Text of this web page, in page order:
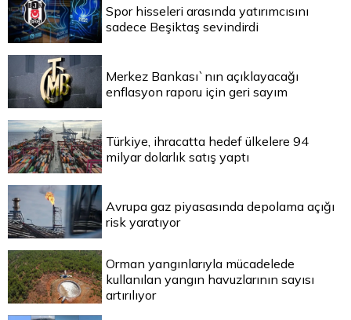
Spor hisseleri arasında yatırımcısını
sadece Beşiktaş sevindirdi
Merkez Bankası`nın açıklayacağı
enflasyon raporu için geri sayım
Türkiye, ihracatta hedef ülkelere 94
milyar dolarlık satış yaptı
Avrupa gaz piyasasında depolama açığı
risk yaratıyor
Orman yangınlarıyla mücadelede
kullanılan yangın havuzlarının sayısı
artırılıyor